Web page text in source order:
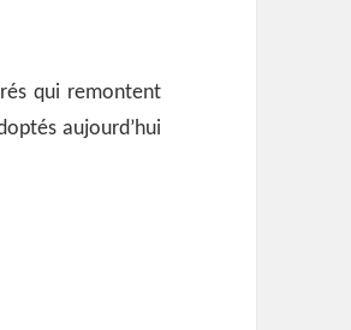
qui remontent
aujourd’hui